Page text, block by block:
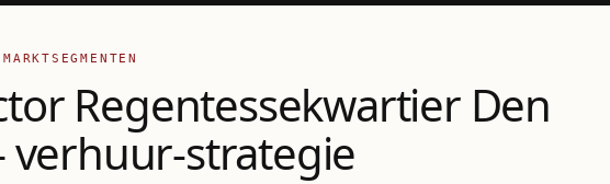
Regentessekwartier Den
strategie